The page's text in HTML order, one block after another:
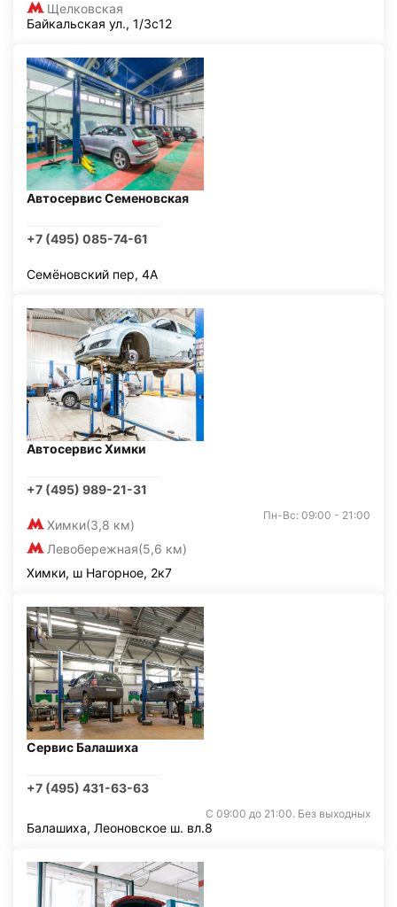
Щелковская
Байкальская ул., 1/3с12
Автосервис Семеновская
+7 (495) 085-74-61
Семёновский пер, 4А
Автосервис Химки
+7 (495) 989-21-31
Химки(3,8 км)
Левобережная(5,6 км)
Пн-Вс: 09:00 - 21:00
Химки, ш Нагорное, 2к7
Сервис Балашиха
+7 (495) 431-63-63
С 09:00 до 21:00. Без выходных
Балашиха, Леоновское ш. вл.8